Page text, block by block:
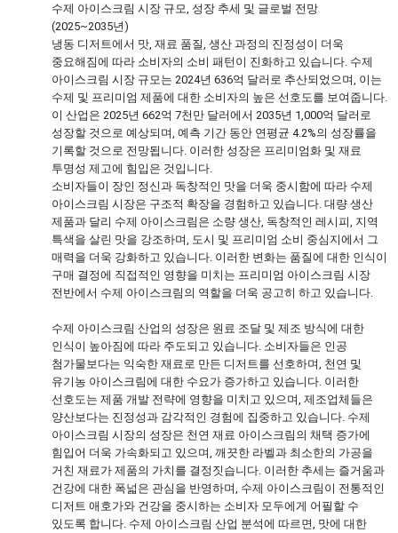
수제 아이스크림 시장 규모, 성장 추세 및 글로벌 전망
(2025~2035년)
냉동 디저트에서 맛, 재료 품질, 생산 과정의 진정성이 더욱
중요해짐에 따라 소비자의 소비 패턴이 진화하고 있습니다. 수제
아이스크림 시장 규모는 2024년 636억 달러로 추산되었으며, 이는
수제 및 프리미엄 제품에 대한 소비자의 높은 선호도를 보여줍니다.
이 산업은 2025년 662억 7천만 달러에서 2035년 1,000억 달러로
성장할 것으로 예상되며, 예측 기간 동안 연평균 4.2%의 성장률을
기록할 것으로 전망됩니다. 이러한 성장은 프리미엄화 및 재료
투명성 제고에 힘입은 것입니다.
소비자들이 장인 정신과 독창적인 맛을 더욱 중시함에 따라 수제
아이스크림 시장은 구조적 확장을 경험하고 있습니다. 대량 생산
제품과 달리 수제 아이스크림은 소량 생산, 독창적인 레시피, 지역
특색을 살린 맛을 강조하며, 도시 및 프리미엄 소비 중심지에서 그
매력을 더욱 강화하고 있습니다. 이러한 변화는 품질에 대한 인식이
구매 결정에 직접적인 영향을 미치는 프리미엄 아이스크림 시장
전반에서 수제 아이스크림의 역할을 더욱 공고히 하고 있습니다.
수제 아이스크림 산업의 성장은 원료 조달 및 제조 방식에 대한
인식이 높아짐에 따라 주도되고 있습니다. 소비자들은 인공
첨가물보다는 익숙한 재료로 만든 디저트를 선호하며, 천연 및
유기농 아이스크림에 대한 수요가 증가하고 있습니다. 이러한
선호도는 제품 개발 전략에 영향을 미치고 있으며, 제조업체들은
양산보다는 진정성과 감각적인 경험에 집중하고 있습니다. 수제
아이스크림 시장의 성장은 천연 재료 아이스크림의 채택 증가에
힘입어 더욱 가속화되고 있으며, 깨끗한 라벨과 최소한의 가공을
거친 재료가 제품의 가치를 결정짓습니다. 이러한 추세는 즐거움과
건강에 대한 폭넓은 관심을 반영하며, 수제 아이스크림이 전통적인
디저트 애호가와 건강을 중시하는 소비자 모두에게 어필할 수
있도록 합니다. 수제 아이스크림 산업 분석에 따르면, 맛에 대한